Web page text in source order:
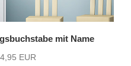
mit Name
EUR